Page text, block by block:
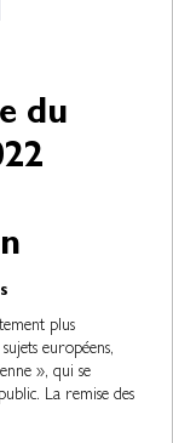
du
plus
européens,
», qui se
La remise des